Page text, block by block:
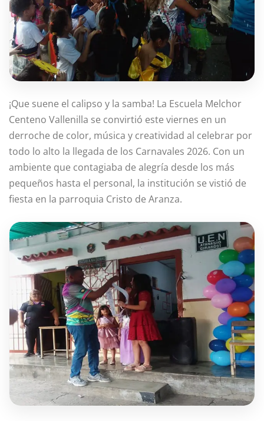
¡Que suene el calipso y la samba! La Escuela Melchor
Centeno Vallenilla se convirtió este viernes en un
derroche de color, música y creatividad al celebrar por
todo lo alto la llegada de los Carnavales 2026. Con un
ambiente que contagiaba de alegría desde los más
pequeños hasta el personal, la institución se vistió de
fiesta en la parroquia Cristo de Aranza.